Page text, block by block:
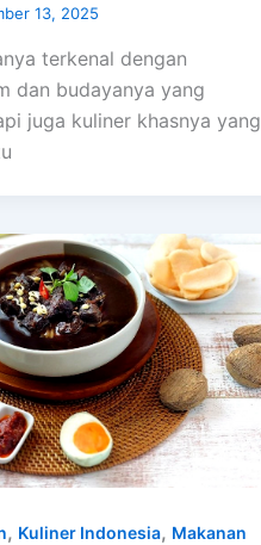
13, 2025
terkenal dengan
dan budayanya yang
juga kuliner khasnya yang
, Kuliner Indonesia, Makanan